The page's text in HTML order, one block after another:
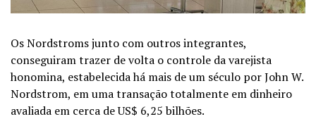
Os Nordstroms junto com outros integrantes,
conseguiram trazer de volta o controle da varejista
honomina, estabelecida há mais de um século por John W.
Nordstrom, em uma transação totalmente em dinheiro
avaliada em cerca de US$ 6,25 bilhões.